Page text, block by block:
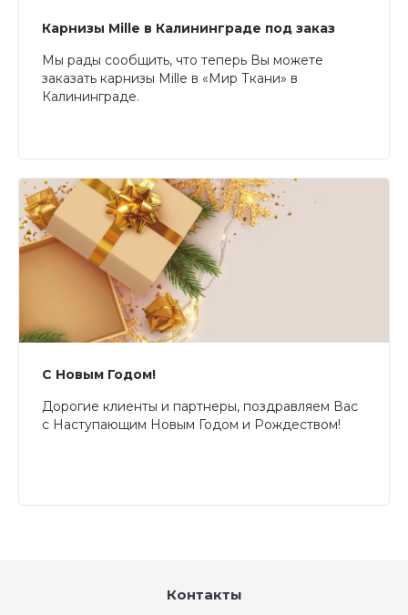
Карнизы Mille в Калининграде под заказ
Мы рады сообщить, что теперь Вы можете
заказать карнизы Mille в «Мир Ткани» в
Калининграде.
С Новым Годом!
Дорогие клиенты и партнеры, поздравляем Вас
с Наступающим Новым Годом и Рождеством!
Контакты